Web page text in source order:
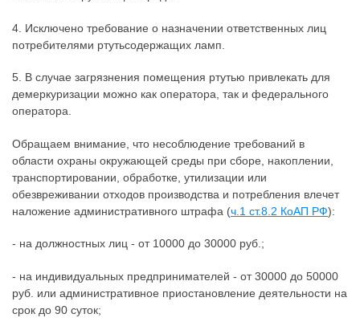
4. Исключено требование о назначении ответственных лиц
потребителями ртутьсодержащих ламп.
5. В случае загрязнения помещения ртутью привлекать для
демеркуризации можно как оператора, так и федерального
оператора.
Обращаем внимание, что несоблюдение требований в
области охраны окружающей среды при сборе, накоплении,
транспортировании, обработке, утилизации или
обезвреживании отходов производства и потребления влечет
наложение административного штрафа (ч.1 ст.8.2 КоАП РФ):
- на должностных лиц - от 10000 до 30000 руб.;
- на индивидуальных предпринимателей - от 30000 до 50000
руб. или административное приостановление деятельности на
срок до 90 суток;